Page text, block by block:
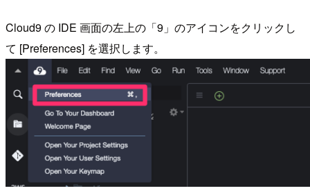
Cloud9 の IDE 画面の左上の「9」のアイコンをクリックし
て [Preferences] を選択します。